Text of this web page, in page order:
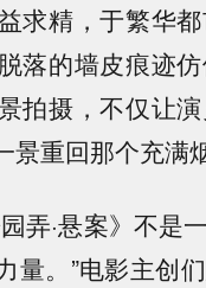
求精，于繁华
落的墙皮痕迹
拍摄，不仅让
重回那个充满
弄·悬案》不是
量。”电影主创